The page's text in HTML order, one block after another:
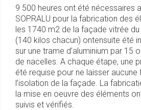
9 500 heures ont été nécessaires
SOPRALU pour la fabrication des
les 1740 m2 de la façade vitrée du
(140 kilos chacun) ontensuite été
sur une trame d’aluminium par 15
de nacelles. A chaque étape, une
été requise pour ne laisser aucune
l’isolation de la façade. La
la mise en oeuvre des éléments
suivis et vérifiés.